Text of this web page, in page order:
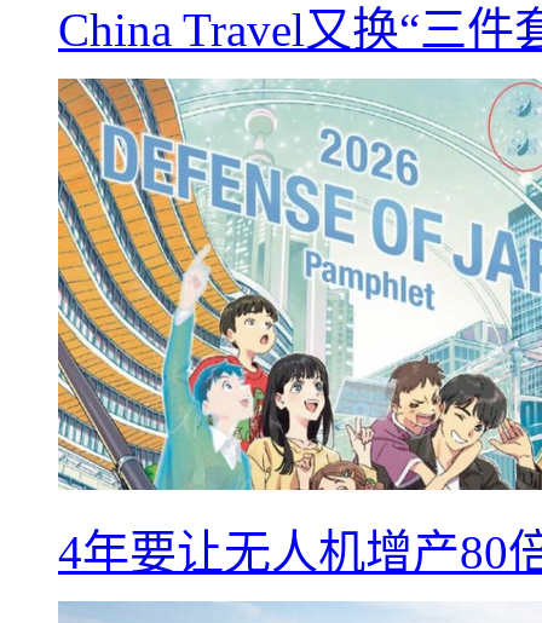
China Travel又换“三
4年要让无人机增产80